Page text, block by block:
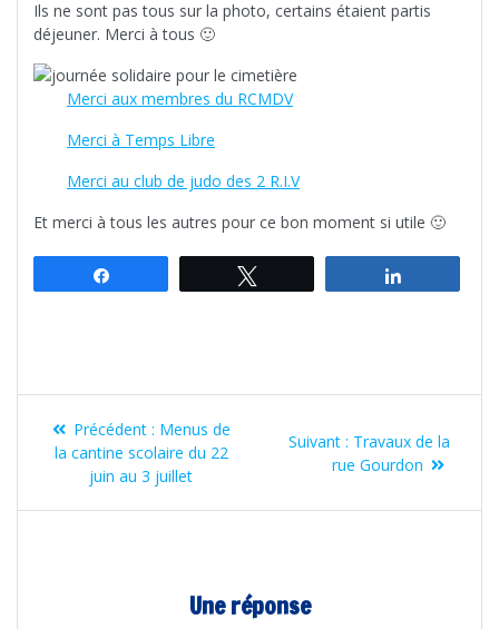
Ils ne sont pas tous sur la photo, certains étaient partis
déjeuner. Merci à tous 🙂
Merci aux membres du RCMDV
Merci à Temps Libre
Merci au club de judo des 2 R.I.V
Et merci à tous les autres pour ce bon moment si utile 🙂
Navigation
l’article
Précédent : Article
précédent
:
Menus de
la cantine scolaire du 22
juin au 3 juillet
Suivant : Article
suivant
Travaux de la
rue Gourdon
Une réponse